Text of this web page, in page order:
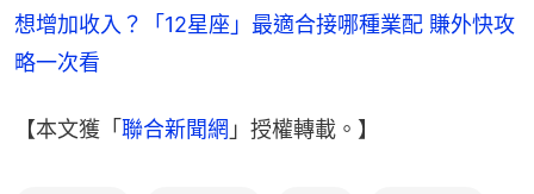
想增加收入？「12星座」最適合接哪種業配 賺外快攻
略一次看
【本文獲「 聯合新聞網 」授權轉載。】